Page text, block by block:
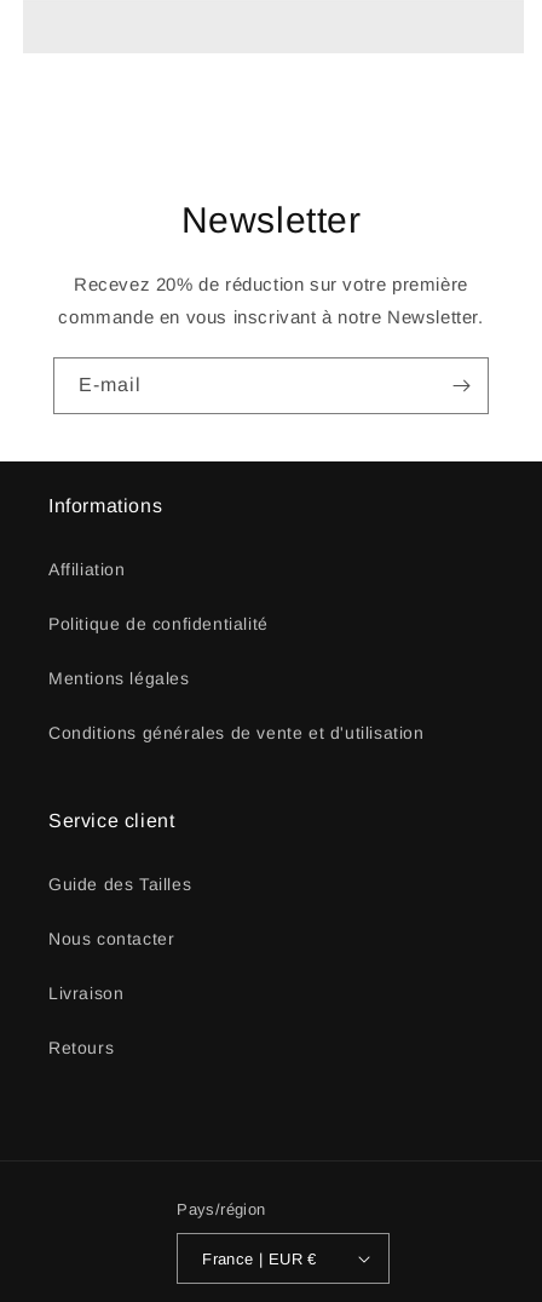
Newsletter
Recevez 20% de réduction sur votre première
commande en vous inscrivant à notre Newsletter.
E-mail
Informations
Affiliation
Politique de confidentialité
Mentions légales
Conditions générales de vente et d'utilisation
Service client
Guide des Tailles
Nous contacter
Livraison
Retours
Pays/région
France | EUR €